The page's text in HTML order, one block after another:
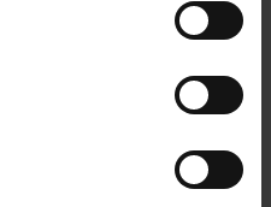
Einstellungen zu
um
unserer Website an
Inhalte und Anzeigen zu
Mitarbeitern sind wir
in Achern (3x),
Freiburg, Düsseldorf,
während deiner